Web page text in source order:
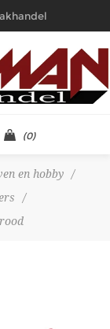
(0)
en hobby
/
/